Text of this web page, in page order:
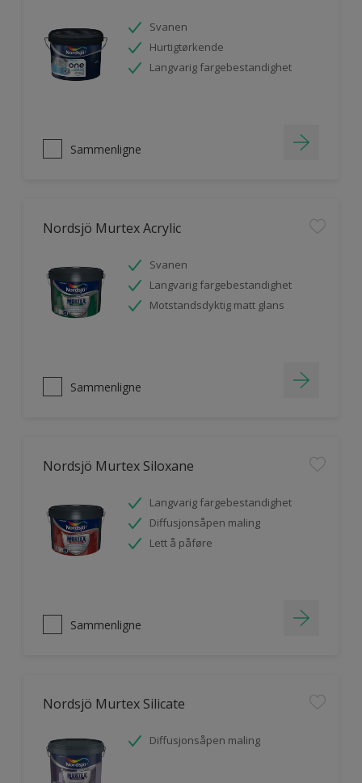
Svanen
Hurtigtørkende
Langvarig fargebestandighet
Sammenligne
Nordsjö Murtex Acrylic
Svanen
Langvarig fargebestandighet
Motstandsdyktig matt glans
Sammenligne
Nordsjö Murtex Siloxane
Langvarig fargebestandighet
Diffusjonsåpen maling
Lett å påføre
Sammenligne
Nordsjö Murtex Silicate
Diffusjonsåpen maling